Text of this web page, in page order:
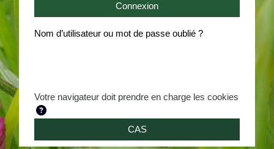
Connexion
Nom d’utilisateur ou mot de passe oublié ?
Votre navigateur doit prendre en charge les cookies
CAS